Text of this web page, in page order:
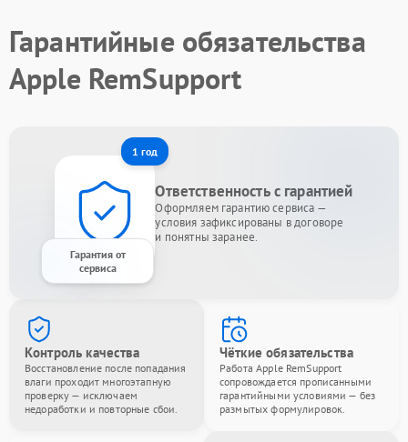
Гарантийные обязательства
Apple RemSupport
1 год
Гарантия от
сервиса
Ответственность с гарантией
Оформляем гарантию сервиса —
условия зафиксированы в договоре
и понятны заранее.
Контроль качества
Восстановление после попадания
влаги проходит многоэтапную
проверку — исключаем
недоработки и повторные сбои.
Чёткие обязательства
Работа Apple RemSupport
сопровождается прописанными
гарантийными условиями — без
размытых формулировок.